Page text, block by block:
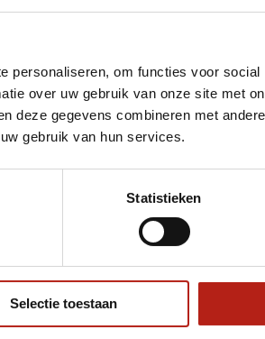
personaliseren, om functies voor
over uw gebruik van onze site met
deze gegevens combineren met
gebruik van hun services.
Statistieken
Selectie toestaan
18" | Blood Red
Eenvoudig ruilen of retour
ons